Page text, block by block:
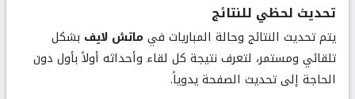
تحديث لحظي للنتائج
يتم تحديث النتائج وحالة المباريات فيماتش لايف بشكل
تلقائي ومستمر، لتعرف نتيجة كل لقاء وأحداثه أولاً بأول دون
الحاجة إلى تحديث الصفحة يدوياً.